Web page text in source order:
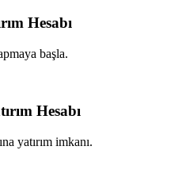
Hesabı
başla.
Hesabı
yatırım imkanı.